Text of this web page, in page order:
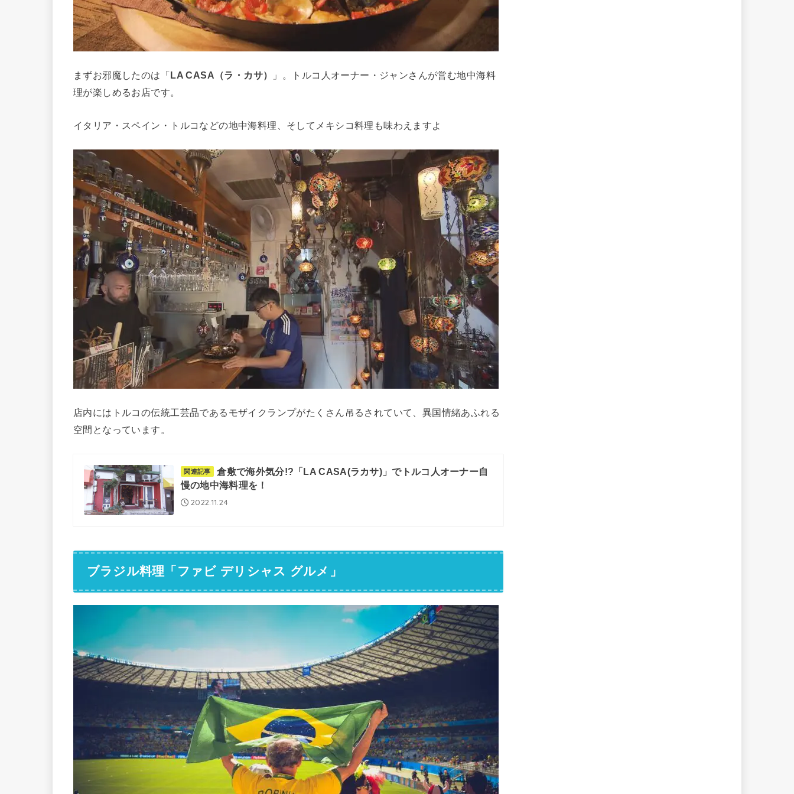
まずお邪魔したのは「LA CASA（ラ・カサ）
」。トルコ人オーナー・ジャンさんが営む地中海料
理が楽しめるお店です。
イタリア・スペイン・トルコなどの地中海料理、そしてメキシコ料理も味わえますよ
店内にはトルコの伝統工芸品であるモザイクランプがたくさん吊るされていて、異国情緒あふれる
空間となっています。
関連記事
倉敷で海外気分!?「LA CASA(ラカサ)」でトルコ人オーナー自
慢の地中海料理を！
2022.11.24
ブラジル料理「ファビ デリシャス グルメ」